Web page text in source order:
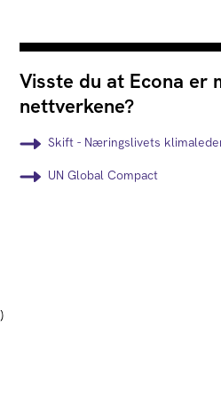
Visste du at Econa er
nettverkene?
Skift - Næringslivets
UN Global Compact
)